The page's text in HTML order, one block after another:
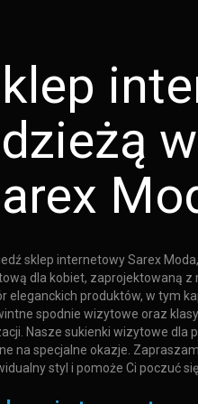
sklep internetowy Sarex
dla kobiet, zaprojektowaną z
eleganckich produktów, w tym
spodnie wizytowe oraz
Nasze sukienki wizytowe dla
na specjalne okazje.
styl i pomoże Ci poczuć